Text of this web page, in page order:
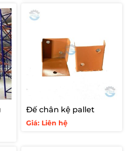
Đế chân kệ pallet
Giá: Liên hệ